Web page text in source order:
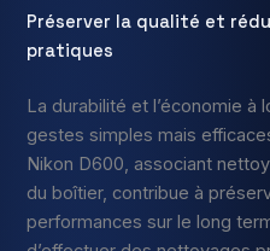
Préserver la qualité et
pratiques
La durabilité et l’économie
gestes simples mais
Nikon D600, associant
du boîtier, contribue à
performances sur le long